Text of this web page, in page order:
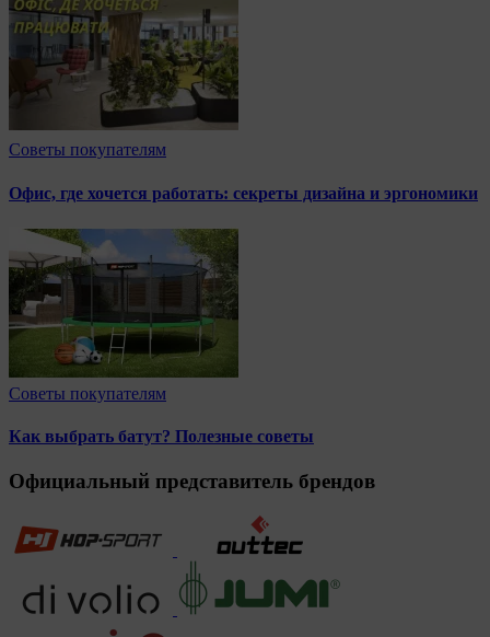
Советы покупателям
Офис, где хочется работать: секреты дизайна и эргономики
Советы покупателям
Как выбрать батут? Полезные советы
Официальный представитель брендов